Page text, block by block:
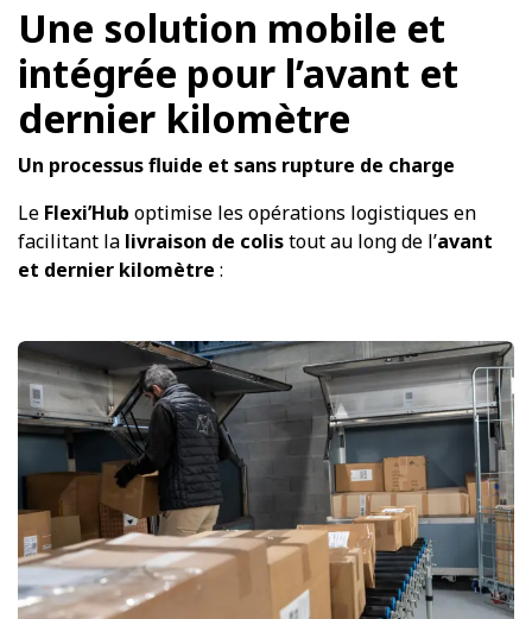
Une solution mobile et
intégrée pour l’avant et
dernier kilomètre
Un processus fluide et sans rupture de charge
Le Flexi’Hub optimise les opérations logistiques en
facilitant la livraison de colistout au long de l’avant
et dernier kilomètre :